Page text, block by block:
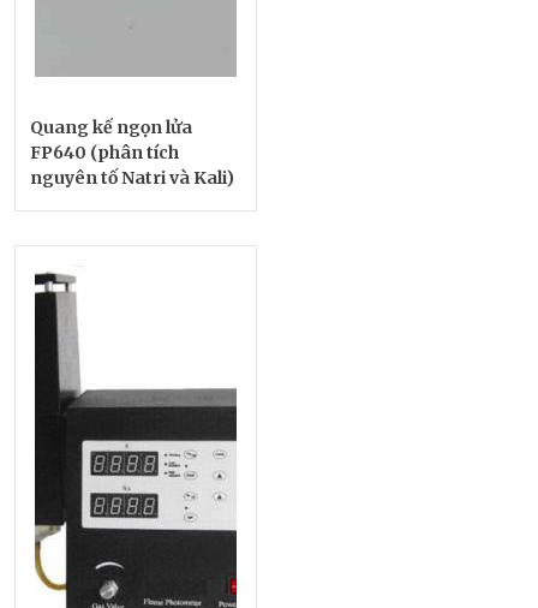
Quang kế ngọn lửa
FP640 (phân tích
nguyên tố Natri và Kali)